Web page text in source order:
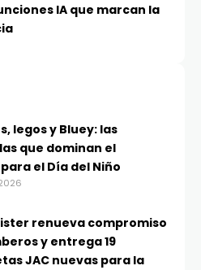
IA que marcan la
legos y Bluey: las
que dominan el
el Día del Niño
renueva compromiso
y entrega 19
JAC nuevas para la